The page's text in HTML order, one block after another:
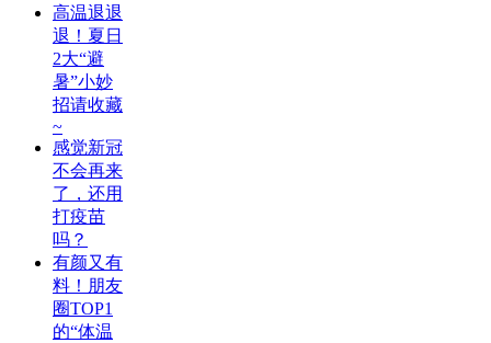
高温退退
退！夏日
2大“避
暑”小妙
招请收藏
~
感觉新冠
不会再来
了，还用
打疫苗
吗？
有颜又有
料！朋友
圈TOP1
的“体温